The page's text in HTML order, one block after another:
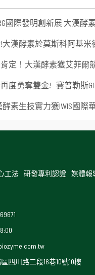
國際發明創新展 大漢酵
大漢酵素於莫斯科阿基
定！大漢酵素獲艾菲爾
度勇奪雙金!—賽普勒斯
酵素生技實力獲IWIS國際
工法 研發專利認證 媒體報
四川路二段16巷10號10樓